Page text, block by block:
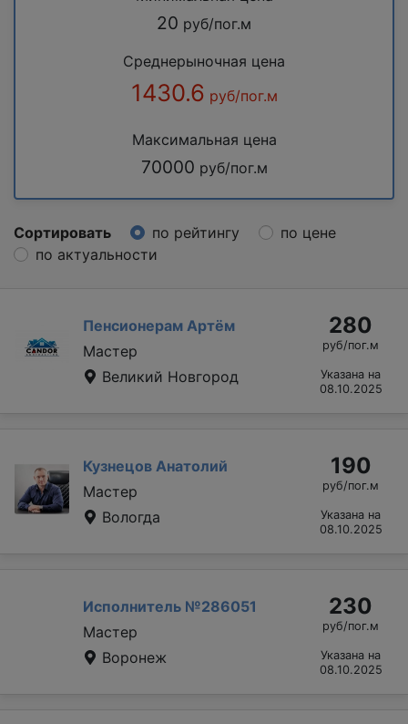
20 руб/пог.м
Среднерыночная цена
1430.6 руб/пог.м
Максимальная цена
70000 руб/пог.м
Сортировать по рейтингу
по цене
по актуальности
Пенсионерам Артём
Мастер
Великий Новгород
280
руб/пог.м
Указана на
08.10.2025
Кузнецов Анатолий
Мастер
Вологда
190
руб/пог.м
Указана на
08.10.2025
Исполнитель №286051
Мастер
Воронеж
230
руб/пог.м
Указана на
08.10.2025